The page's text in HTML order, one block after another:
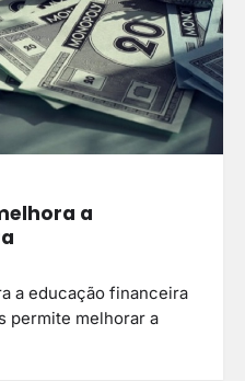
a
a educação financeira
permite melhorar a